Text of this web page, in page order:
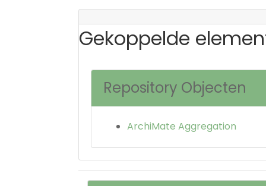
Gekoppelde
Repository Objecten
ArchiMate Aggregation